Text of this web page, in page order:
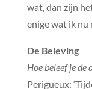
wat, dan zijn
enige wat ik nu
De Beleving
Hoe beleef je de
Perigueux: